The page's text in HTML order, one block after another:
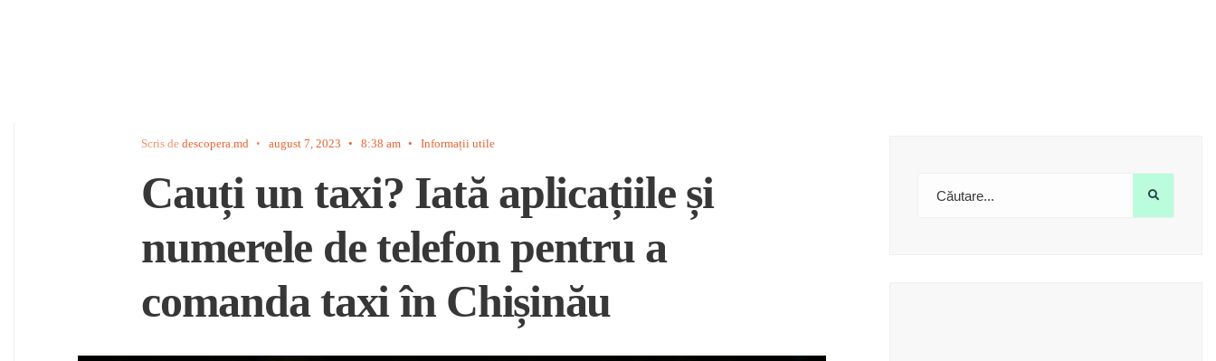
Scris de descopera.md • august 7, 2023 • 8:38 am • Informații utile
Cauți un taxi? Iată aplicațiile și
numerele de telefon pentru a
comanda taxi în Chișinău